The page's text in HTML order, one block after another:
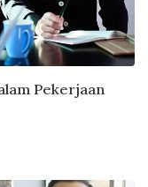
Pekerjaan